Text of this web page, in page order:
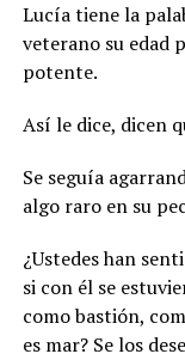
Lucía tiene la
veterano su edad
potente.
Así le dice, dicen
Se seguía
algo raro en su
¿Ustedes han
si con él se
como bastión,
es mar? Se los